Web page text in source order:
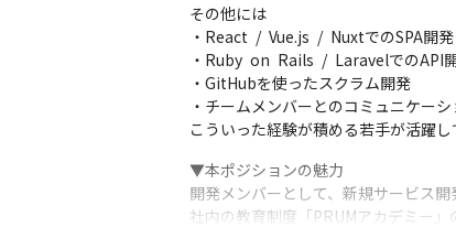
その他には
・React / Vue.js / NuxtでのSPA開発
・Ruby on Rails / LaravelでのAPI
・GitHubを使ったスクラム開発
・チームメンバーとのコミュニケーシ
こういった経験が積める若手が活躍し
▼本ポジションの魅力
開発メンバーとして、新規サービス
社内の教育制度「PRUMアカデミー」